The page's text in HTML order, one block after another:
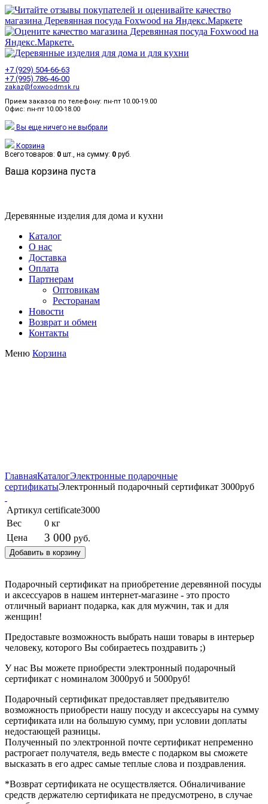
+7 (929) 504-66-63
+7 (995) 786-46-00
zakaz@foxwoodmsk.ru
Прием заказов по телефону: пн-пт 10.00-19.00
Офис: пн-пт 10.00-18.00
Вы еще ничего не выбрали
Корзина
Всего товаров: 0 шт., на сумму: 0 руб.
Ваша корзина пуста
Деревянные изделия для дома и кухни
Каталог
О нас
Доставка
Оплата
Партнерам
Оптовикам
Ресторанам
Новости
Возврат и обмен
Контакты
Меню Корзина
ГлавнаяКаталогЭлектронные подарочные
сертификатыЭлектронный подарочный сертификат 3000руб
Артикул certificate3000
Вес
0 кг
Цена
3 000 руб.
Добавить в корзину
Подарочный сертификат на приобретение деревянной посуды
и аксессуаров в нашем интернет-магазине - это просто
отличный вариант подарка, как для мужчин, так и для
женщин!
Предоставьте возможность выбрать наши товары в интерьер
человеку, которого Вы собираетесь поздравить ;)
У нас Вы можете приобрести электронный подарочный
сертификат с номиналом 3000руб и 5000руб!
Подарочный сертификат предоставляет предъявителю
возможность приобрести нашу посуду и аксессуары на сумму
сертификата или на большую сумму, при условии доплаты
недостающей разницы.
Полученный по электронной почте сертификат непременно
растрогает получателя, ведь вместе с подарком вы сможете
высказать в его адрес самые теплые слова и поздравления.
*Возврат сертификата не осуществляется. Обналичивание
средств держателю сертификата не предусмотрено, в случае